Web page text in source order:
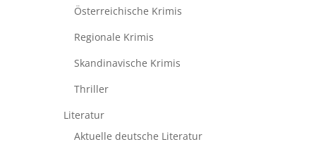
Österreichische Krimis
Regionale Krimis
Skandinavische Krimis
Thriller
Literatur
Aktuelle deutsche Literatur